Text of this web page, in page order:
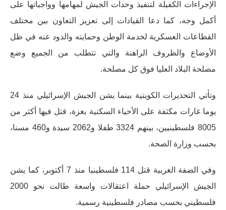
الإجراءات الكفيلة لتنفيذ وحدات الجيش لمهامها وواجباتها على
أكمل وجه، كما دعا القيادات إلى تعزيز التعاون بين مختلف
القطاعات العسكرية لخدمة الوطن وحمايته والذود عنه في ظل
الأوضاع والظروف الراهنة والتي تتطلب من الجميع وضع
مصلحة البلاد العليا فوق كل مصلحة.
وتأتي التحذيرات الكويتية بينما يشن الجيش الإسرائيلي منذ 24
يوما غارات مكثفة على الأحياء السكنية بغزة، قتل فيها أكثر من
8005 فلسطينيين، بينهم 3324 طفلا و2062 سيدة و460 مسنا،
بحسب وزارة الصحة.
وفي الضفة الغربية قتل 114 فلسطينيا منذ 7 أكتوبر، كما يشن
الجيش الإسرائيلي حملة اعتقالات واسعة طالت نحو 2000
فلسطيني بحسب مصادر فلسطينية رسمية.